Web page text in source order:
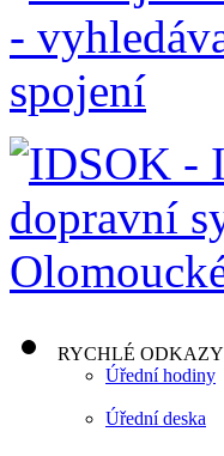
RYCHLÉ ODKAZY
Úřední hodiny
Úřední deska